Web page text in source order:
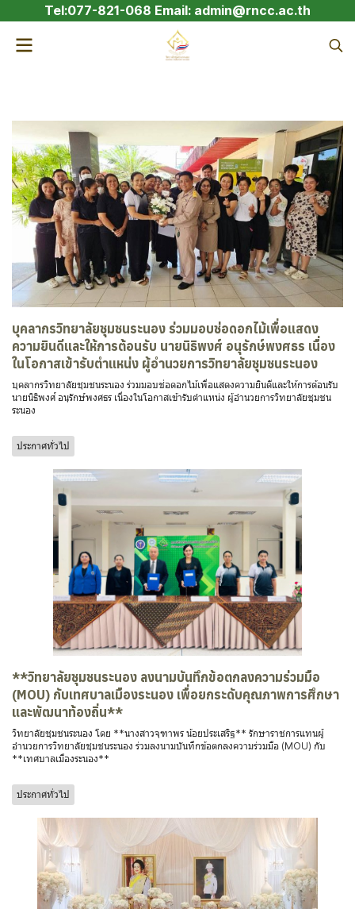
Tel:077-821-068 Email: admin@rncc.ac.th
บุคลากรวิทยาลัยชุมชนระนอง ร่วมมอบช่อดอกไม้เพื่อแสดง
ความยินดีและให้การต้อนรับ นายนิธิพงศ์ อนุรักษ์พงศธร เนื่อง
ในโอกาสเข้ารับตำแหน่ง ผู้อำนวยการวิทยาลัยชุมชนระนอง
บุคลากรวิทยาลัยชุมชนระนอง ร่วมมอบช่อดอกไม้เพื่อแสดงความยินดีและให้การต้อนรับ
นายนิธิพงศ์ อนุรักษ์พงศธร เนื่องในโอกาสเข้ารับตำแหน่ง ผู้อำนวยการวิทยาลัยชุมชน
ระนอง
ประกาศทั่วไป
**วิทยาลัยชุมชนระนอง ลงนามบันทึกข้อตกลงความร่วมมือ
(MOU) กับเทศบาลเมืองระนอง เพื่อยกระดับคุณภาพการศึกษา
และพัฒนาท้องถิ่น**
วิทยาลัยชุมชนระนอง โดย **นางสาวจุฑาพร น้อยประเสริฐ** รักษาราชการแทนผู้
อำนวยการวิทยาลัยชุมชนระนอง ร่วมลงนามบันทึกข้อตกลงความร่วมมือ (MOU) กับ
**เทศบาลเมืองระนอง**
ประกาศทั่วไป